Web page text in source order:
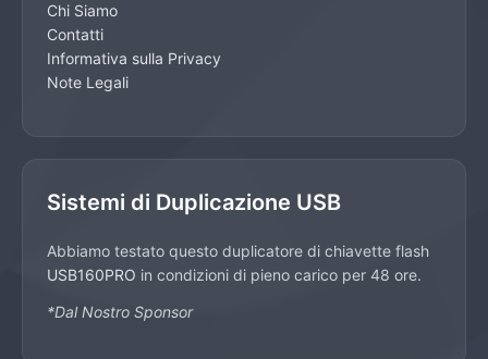
Chi Siamo
Contatti
Informativa sulla Privacy
Note Legali
Sistemi di Duplicazione USB
Abbiamo testato questo duplicatore di chiavette flash
USB160PRO in condizioni di pieno carico per 48 ore.
*Dal Nostro Sponsor